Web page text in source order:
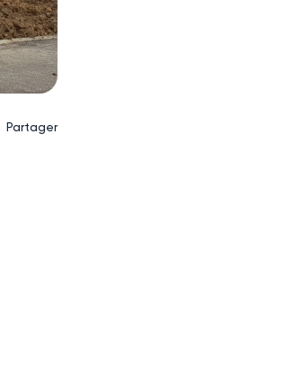
Partager